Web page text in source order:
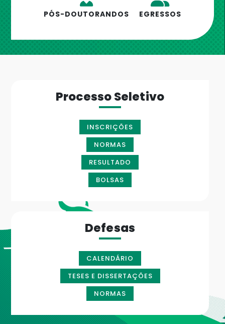
PÓS-DOUTORANDOS EGRESSOS
Processo Seletivo
INSCRIÇÕES
NORMAS
RESULTADO
BOLSAS
Defesas
CALENDÁRIO
TESES E DISSERTAÇÕES
NORMAS